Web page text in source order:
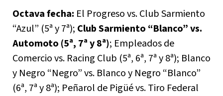
Octava fecha: El Progreso vs. Club Sarmiento
“Azul” (5ª y 7ª); Club Sarmiento “Blanco” vs.
Automoto (5ª, 7ª y 8ª); Empleados de
Comercio vs. Racing Club (5ª, 6ª, 7ª y 8ª); Blanco
y Negro “Negro” vs. Blanco y Negro “Blanco”
(6ª, 7ª y 8ª); Peñarol de Pigüé vs. Tiro Federal